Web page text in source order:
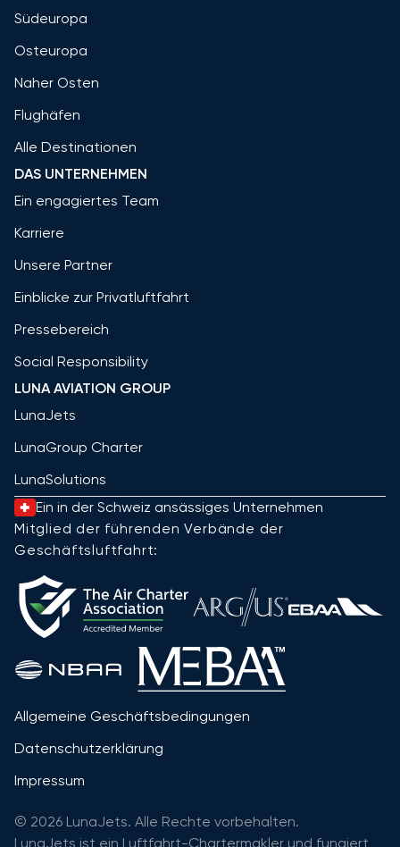
Südeuropa
Osteuropa
Naher Osten
Flughäfen
Alle Destinationen
DAS UNTERNEHMEN
Ein engagiertes Team
Karriere
Unsere Partner
Einblicke zur Privatluftfahrt
Pressebereich
Social Responsibility
LUNA AVIATION GROUP
LunaJets
LunaGroup Charter
LunaSolutions
Ein in der Schweiz ansässiges Unternehmen
Mitglied der führenden Verbände der
Geschäftsluftfahrt:
Allgemeine Geschäftsbedingungen
Datenschutzerklärung
Impressum
© 2026 LunaJets. Alle Rechte vorbehalten.
LunaJets ist ein Luftfahrt-Chartermakler und fungiert